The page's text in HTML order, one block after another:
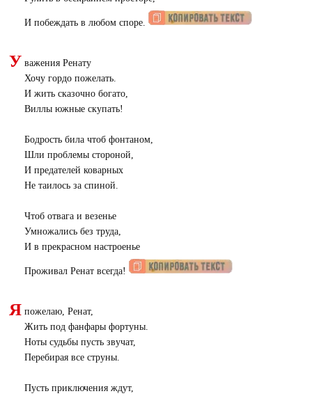
И побеждать в любом споре.
У важения Ренату
Хочу гордо пожелать.
И жить сказочно богато,
Виллы южные скупать!
Бодрость била чтоб фонтаном,
Шли проблемы стороной,
И предателей коварных
Не таилось за спиной.
Чтоб отвага и везенье
Умножались без труда,
И в прекрасном настроенье
Проживал Ренат всегда!
Я пожелаю, Ренат,
Жить под фанфары фортуны.
Ноты судьбы пусть звучат,
Перебирая все струны.
Пусть приключения ждут,